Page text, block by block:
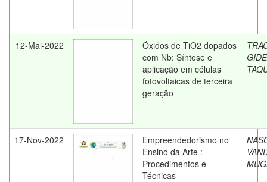
12-Mai-2022
Óxidos de TiO2 dopados
com Nb: Síntese e
aplicação em células
fotovoltaicas de terceira
geração
17-Nov-2022
Empreendedorismo no
Ensino da Arte :
Procedimentos e
Técnicas